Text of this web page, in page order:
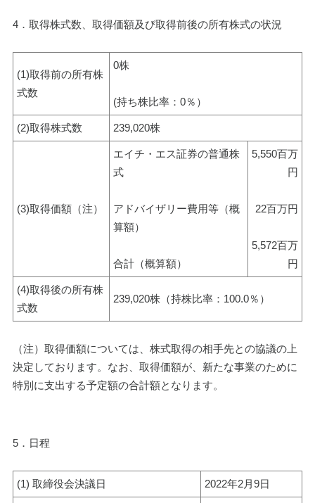
4．取得株式数、取得価額及び取得前後の所有株式の状況
(1)取得前の所有株
式数
0株
(持ち株比率：0％）
(2)取得株式数 239,020株
(3)取得価額（注）
エイチ・エス証券の普通株
式
アドバイザリー費用等（概
算額）
合計（概算額）
5,550百万
円
22百万円
5,572百万
円
(4)取得後の所有株
式数
239,020株（持株比率：100.0％）
（注）取得価額については、株式取得の相手先との協議の上
決定しております。なお、取得価額が、新たな事業のために
特別に支出する予定額の合計額となります。
5．日程
(1) 取締役会決議日 2022年2月9日